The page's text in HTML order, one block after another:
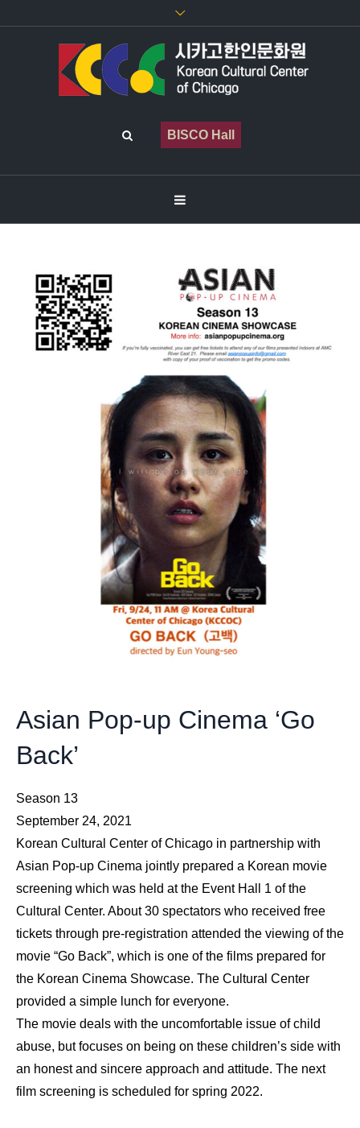
BISCO Hall
Asian Pop-up Cinema ‘Go
Back’
Season 13
September 24, 2021
Korean Cultural Center of Chicago in partnership with
Asian Pop-up Cinema jointly prepared a Korean movie
screening which was held at the Event Hall 1 of the
Cultural Center. About 30 spectators who received free
tickets through pre-registration attended the viewing of the
movie “Go Back”, which is one of the films prepared for
the Korean Cinema Showcase. The Cultural Center
provided a simple lunch for everyone.
The movie deals with the uncomfortable issue of child
abuse, but focuses on being on these children’s side with
an honest and sincere approach and attitude. The next
film screening is scheduled for spring 2022.